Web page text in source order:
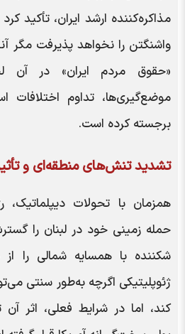
مذاکره‌کننده ارشد ایران، تأکید
واشنگتن را نخواهد پذیرفت مگر
«حقوق مردم ایران» در آن
موضع‌گیری‌ها، تداوم
برجسته کرده است.
تشدید تنش‌های منطقه‌ای و
همزمان با تحولات دیپلماتیک،
حمله زمینی خود در لبنان را
شکننده با همسایه شمالی را
ژئوپلیتیکی اگرچه به‌طور سنتی
کند، اما در شرایط فعلی، اثر